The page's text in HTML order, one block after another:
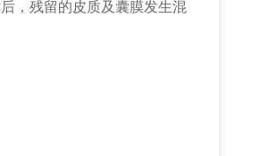
，残留的皮质及囊膜发生混